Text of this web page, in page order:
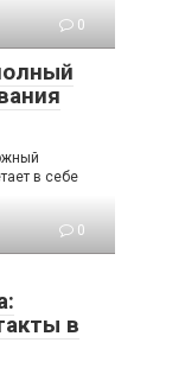
0
в себе
0
в